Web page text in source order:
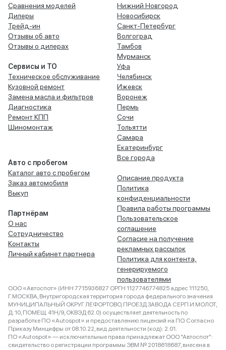
Сравнения моделей
Дилеры
Трейд-ин
Отзывы об авто
Отзывы о дилерах
Сервисы и ТО
Техническое обслуживание
Кузовной ремонт
Замена масла и фильтров
Диагностика
Ремонт КПП
Шиномонтаж
Авто с пробегом
Каталог авто с пробегом
Заказ автомобиля
Выкуп
Партнёрам
О нас
Сотрудничество
Контакты
Личный кабинет партнера
Нижний Новгород
Новосибирск
Санкт-Петербург
Волгоград
Тамбов
Мурманск
Уфа
Челябинск
Ижевск
Воронеж
Пермь
Сочи
Тольятти
Самара
Екатеринбург
Все города
Описание продукта
Политика
конфиденциальности
Правила работы программы
Пользовательское
соглашение
Согласие на получение
рекламных рассылок
Политика для контента,
генерируемого
пользователями
ООО «Автоспот» (ИНН 7715936827 ОРГН 1127746774825 адрес 111250,
Г.МОСКВА, Внутригородская территория города федерального значения
МУНИЦИПАЛЬНЫЙ ОКРУГ ЛЕФОРТОВО, ПРОЕЗД ЗАВОДА СЕРП И МОЛОТ,
Д. 10, ПОМЕЩ. 41Н/9, ОКВЭД 62.0) осуществляет деятельность по
разработке ПО «Autospot» и предоставлению лицензий на ПО. Согласно
Приказу Минцифры от 08.10.22, вид деятельности (код): 2.01.
ПО «Autospot» — исключительные права принадлежат ООО "Автоспот":
свидетельство о регистрации программы ЭВМ № 2018618687, внесена в